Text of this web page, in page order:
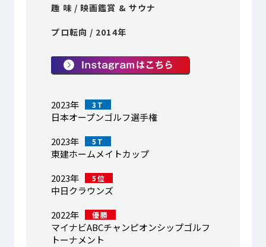
趣 味 / 映画鑑賞 & サウナ
プロ転向 / 2014年
2023年 3T
日本オープンゴルフ選手権
2023年
5T
東建ホームメイトカップ
2023年
5位
中日クラウンズ
2022年
優勝
マイナビABCチャンピオンシップゴルフ
トーナメント